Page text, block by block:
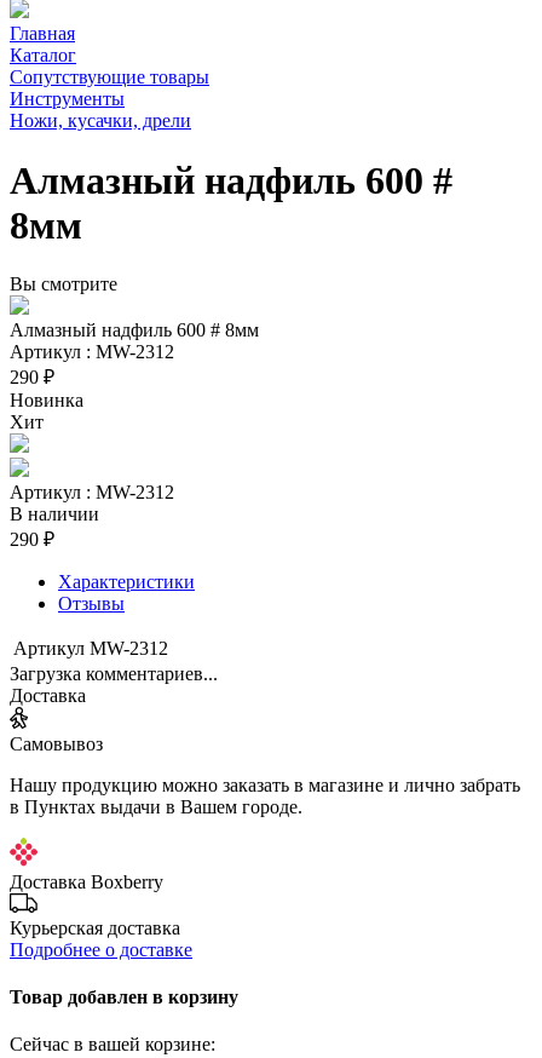
Главная
Каталог
Сопутствующие товары
Инструменты
Ножи, кусачки, дрели
Алмазный надфиль 600 #
8мм
Вы смотрите
Алмазный надфиль 600 # 8мм
Артикул : MW-2312
290 ₽
Новинка
Хит
Артикул : MW-2312
В наличии
290 ₽
Характеристики
Отзывы
Артикул MW-2312
Загрузка комментариев...
Доставка
Самовывоз
Нашу продукцию можно заказать в магазине и лично забрать
в Пунктах выдачи в Вашем городе.
Доставка Boxberry
Курьерская доставка
Подробнее о доставке
Товар добавлен в корзину
Сейчас в вашей корзине: